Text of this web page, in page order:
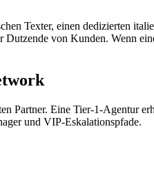
Texter, einen dedizierten
von Kunden. Wenn
Partner. Eine Tier-1-Agentur
und VIP-Eskalationspfade.